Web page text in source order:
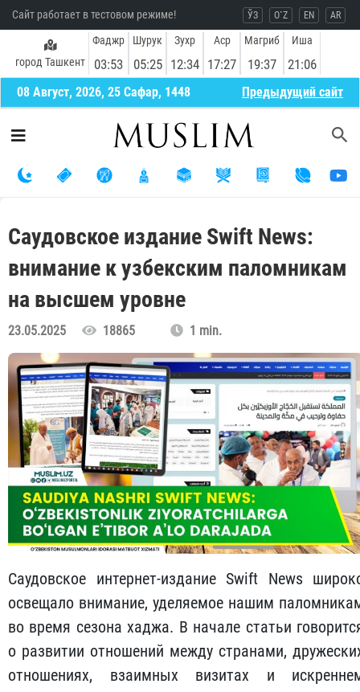
Сайт работает в тестовом режиме! ЎЗ O`Z EN AR
город Ташкент
Фаджр
03:53
Шурук
05:25
Зухр
12:34
Аср
17:27
Магриб
19:37
Иша
21:06
08 Август, 2026, 25 Сафар, 1448 Предыдущий сайт
Саудовское издание Swift News:
внимание к узбекским паломникам
на высшем уровне
23.05.2025 18865 1 min.
Саудовское интернет-издание Swift News
освещало внимание, уделяемое нашим
во время сезона хаджа. В начале статьи
о развитии отношений между странами,
отношениях, взаимных визитах и